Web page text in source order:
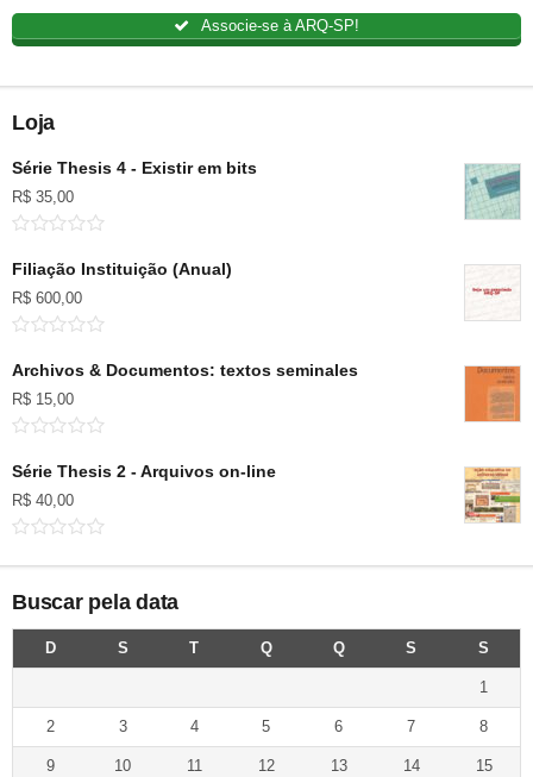
Associe-se à ARQ-SP!
Loja
Série Thesis 4 - Existir em bits
R$ 35,00
Filiação Instituição (Anual)
R$ 600,00
Archivos & Documentos: textos seminales
R$ 15,00
Série Thesis 2 - Arquivos on-line
R$ 40,00
Buscar pela data
D S T Q Q S S
1
2 3 4 5 6 7 8
9 10 11 12 13 14 15